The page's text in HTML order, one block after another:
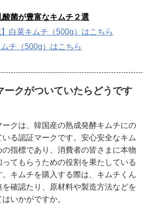
酸菌が豊富なキムチ２選
】白菜キムチ（500g）はこちら
チ（500g）はこちら
ークがついていたらどうです
ークは、韓国産の熟成発酵キムチにの
いる認証マークです。安心安全なキム
の指標であり、消費者の皆さまに本物
ってもらうための役割を果たしている
。キムチを購入する際は、キムチくん
を確認たり、原材料や製造方法などを
いかがですか。